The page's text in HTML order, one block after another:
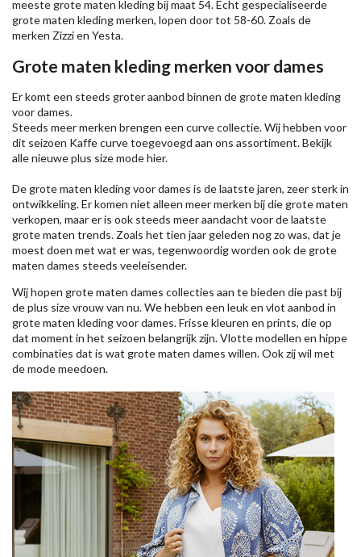
meeste grote maten kleding bij maat 54. Echt gespecialiseerde
grote maten kleding merken, lopen door tot 58-60. Zoals de
merken Zizzien Yesta.
Grote maten kleding merken voor dames
Er komt een steeds groter aanbod binnen de grote maten kleding
voor dames.
Steeds meer merken brengen een curve collectie. Wij hebben voor
dit seizoen Kaffecurve toegevoegd aan ons assortiment. Bekijk
alle nieuweplus size modehier.
De grote maten kleding voor dames is de laatste jaren, zeer sterk in
ontwikkeling. Er komen niet alleen meer merken bij die grote maten
verkopen, maar er is ook steeds meer aandacht voor de laatste
grote maten trends. Zoals het tien jaar geleden nog zo was, dat je
moest doen met wat er was, tegenwoordig worden ook de grote
maten dames steeds veeleisender.
Wij hopen grote maten dames collecties aan te bieden die past bij
de plus size vrouw van nu. We hebben een leuk en vlot aanbod in
grote maten kleding voor dames. Frisse kleuren en prints, die op
dat moment in het seizoen belangrijk zijn. Vlotte modellen en hippe
combinaties dat is wat grote maten dames willen. Ook zij wil met
de mode meedoen.